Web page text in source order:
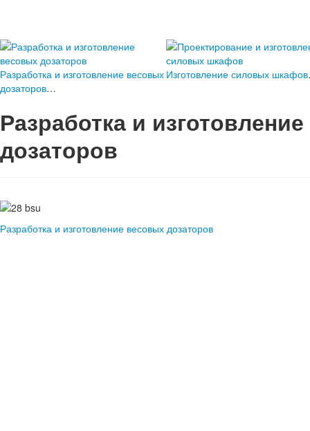
Разработка и изготовление весовых
дозаторов…
Изготовление силовых шкафов
Разработка и
дозаторов
Разработка и изготовление весовых дозаторов